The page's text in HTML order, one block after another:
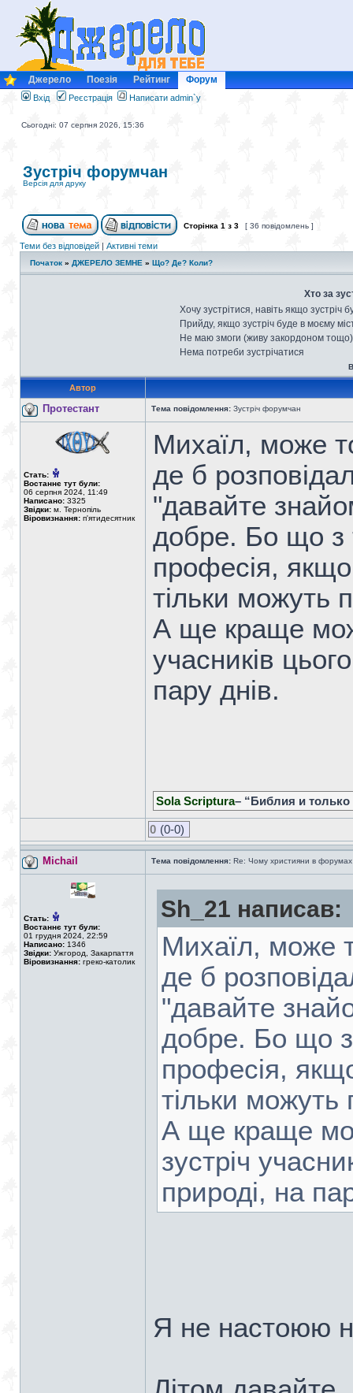
Джерело Поезія Рейтинг Форум
Вхід Реєстрація Написати admin`у
Сьогодні: 07 серпня 2026, 15:36
Зустріч форумчан
Версія для друку
Сторінка 1 з 3 [ 36 повідомлень ]
Теми без відповідей | Активні теми
Початок » ДЖЕРЕЛО ЗЕМНЕ » Що? Де? Коли?
Хто за
Хочу зустрітися, навіть якщо зустріч
Прийду, якщо зустріч буде в моєму
Не маю змоги (живу закордоном тощо)
Нема потреби зустрічатися
Автор
Протестант Тема повідомлення: Зустріч форумчан
Стать:
Востаннє тут були:
06 серпня 2024, 11:49
Написано: 3325
Звідки: м. Тернопіль
Віровизнання: п'ятидесятник
Михаїл, може
де б
"давайте
добре. Бо що з
професія,
тільки можуть
А ще краще
учасників
пару днів.
Sola Scriptura– “Библия и
0 (0-0)
Michail Тема повідомлення: Re: Чому християни в форумах
Стать:
Востаннє тут були:
01 грудня 2024, 22:59
Написано: 1346
Звідки: Ужгород, Закарпаття
Віровизнання: греко-католик
Sh_21 написав:
Михаїл, може
де б
"давайте
добре. Бо що з
професія,
тільки можуть
А ще краще
зустріч
природі, на
Я не настоюю